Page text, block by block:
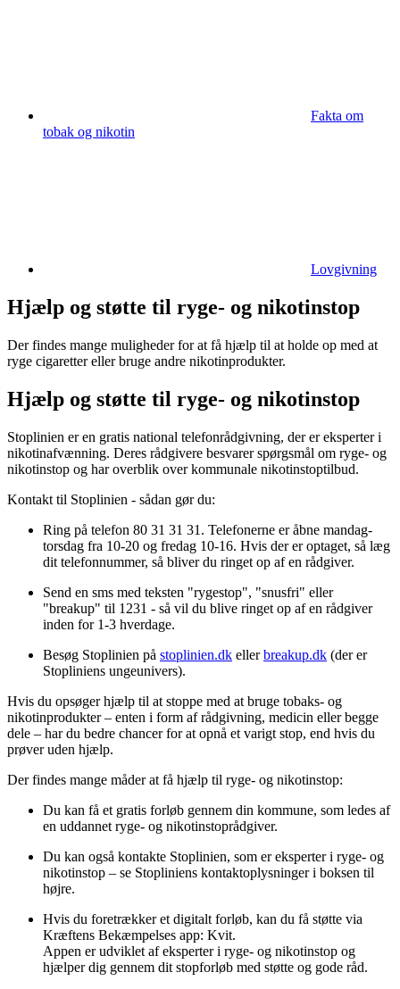
Fakta om
tobak og nikotin
Lovgivning
Hjælp og støtte til ryge- og nikotinstop
Der findes mange muligheder for at få hjælp til at holde op med at
ryge cigaretter eller bruge andre nikotinprodukter.
Hjælp og støtte til ryge- og nikotinstop
Stoplinien er en gratis national telefonrådgivning, der er eksperter i
nikotinafvænning. Deres rådgivere besvarer spørgsmål om ryge- og
nikotinstop og har overblik over kommunale nikotinstoptilbud.
Kontakt til Stoplinien - sådan gør du:
Ring på telefon 80 31 31 31. Telefonerne er åbne mandag-
torsdag fra 10-20 og fredag 10-16. Hvis der er optaget, så læg
dit telefonnummer, så bliver du ringet op af en rådgiver.
Send en sms med teksten "rygestop", "snusfri" eller
"breakup" til 1231 - så vil du blive ringet op af en rådgiver
inden for 1-3 hverdage.
Besøg Stoplinien på stoplinien.dk ellerbreakup.dk (der er
Stopliniens ungeunivers).
Hvis du opsøger hjælp til at stoppe med at bruge tobaks- og
nikotinprodukter – enten i form af rådgivning, medicin eller begge
dele – har du bedre chancer for at opnå et varigt stop, end hvis du
prøver uden hjælp.
Der findes mange måder at få hjælp til ryge- og nikotinstop:
Du kan få et gratis forløb gennem din kommune, som ledes af
en uddannet ryge- og nikotinstoprådgiver.
Du kan også kontakte Stoplinien, som er eksperter i ryge- og
nikotinstop – se Stopliniens kontaktoplysninger i boksen til
højre.
Hvis du foretrækker et digitalt forløb, kan du få støtte via
Kræftens Bekæmpelses app: Kvit.
Appen er udviklet af eksperter i ryge- og nikotinstop og
hjælper dig gennem dit stopforløb med støtte og gode råd.